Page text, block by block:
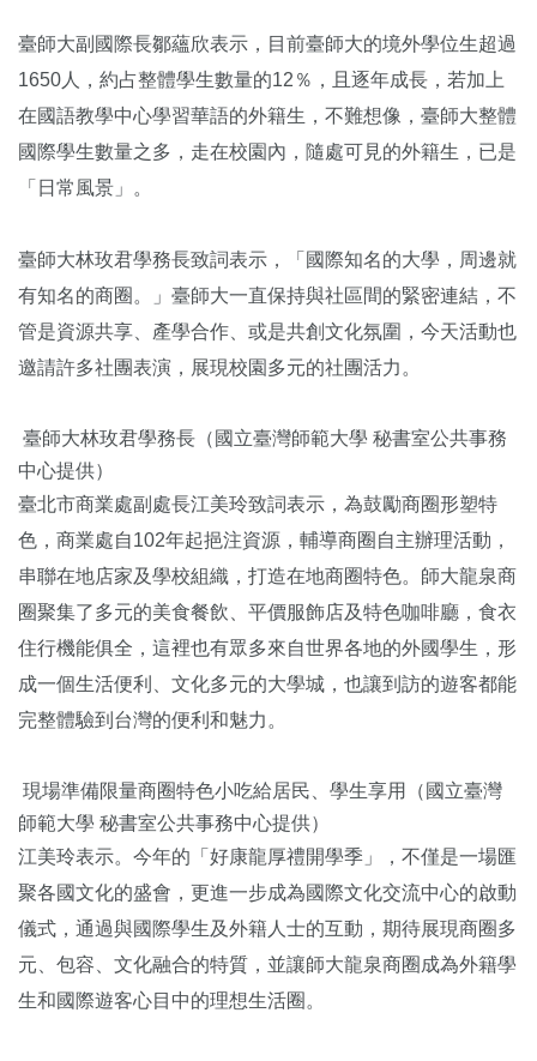
臺師大副國際長鄒蘊欣表示，目前臺師大的境外學位生超過
1650人，約占整體學生數量的12％，且逐年成長，若加上
在國語教學中心學習華語的外籍生，不難想像，臺師大整體
國際學生數量之多，走在校園內，隨處可見的外籍生，已是
「日常風景」。
臺師大林玫君學務長致詞表示，「國際知名的大學，周邊就
有知名的商圈。」臺師大一直保持與社區間的緊密連結，不
管是資源共享、產學合作、或是共創文化氛圍，今天活動也
邀請許多社團表演，展現校園多元的社團活力。
臺師大林玫君學務長（ 國立臺灣師範大學 秘書室公共事務
中心提供）
臺北市商業處副處長江美玲致詞表示，為鼓勵商圈形塑特
色，商業處自102年起挹注資源，輔導商圈自主辦理活動，
串聯在地店家及學校組織，打造在地商圈特色。師大龍泉商
圈聚集了多元的美食餐飲、平價服飾店及特色咖啡廳，食衣
住行機能俱全，這裡也有眾多來自世界各地的外國學生，形
成一個生活便利、文化多元的大學城，也讓到訪的遊客都能
完整體驗到台灣的便利和魅力。
現場準備限量商圈特色小吃給居民、學生享用（ 國立臺灣
師範大學 秘書室公共事務中心提供）
江美玲表示。今年的「好康龍厚禮開學季」，不僅是一場匯
聚各國文化的盛會，更進一步成為國際文化交流中心的啟動
儀式，通過與國際學生及外籍人士的互動，期待展現商圈多
元、包容、文化融合的特質，並讓師大龍泉商圈成為外籍學
生和國際遊客心目中的理想生活圈。